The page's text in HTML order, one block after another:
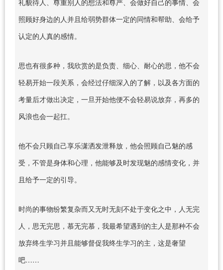
照顾好身边的人并且给弱势群体一定的同情和帮助、会给予
认定的人真的感情。
思也有很多种，我欣赏的是负责、细心、耐心的思，他不会
轻易开始一段关系，会经过仔细深入的了解，以及各方面的
考量后才做出决定，一旦开始他便不会轻易说放弃，再多的
风浪也会一起扛。
他不会只顾自己享乐潇洒发泄释放，他会照顾自己魅的感
受，不管是身体和心理，他能够及时发现魅的感情变化，并
且给予一定的引导。
时尚的事物纷繁复杂而又无时无刻不处于变化之中，人无完
人，思无完思，慕无完慕，我最希望遇到的主人是那种不会
放弃终生学习并且能够督促我终生学习的主，这是奢望
吧……